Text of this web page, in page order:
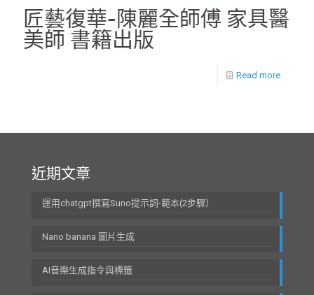
匠藝復華-陳麗全師傅 家具醫
美師 書籍出版
Read more
近期文章
運用chatgpt撰寫Suno提示詞-範本(2步驟）
Nano banana 圖片生成
AI音樂生成指令與標籤